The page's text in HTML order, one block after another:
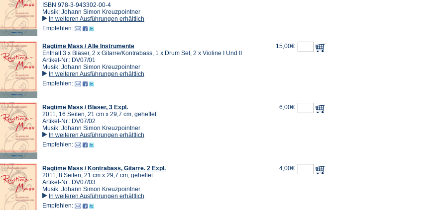
ISBN 978-3-943302-00-4
Musik: Johann Simon Kreuzpointner
In weiteren Ausführungen erhältlich
Empfehlen:
Ragtime Mass / Alle Instrumente
Enthält 3 x Bläser, 2 x Gitarre/Kontrabass, 1 x Drum Set, 2 x Violine I Und II
Artikel-Nr.: DV07/01
Musik: Johann Simon Kreuzpointner
In weiteren Ausführungen erhältlich
Empfehlen:
15,00€
Ragtime Mass / Bläser, 3 Expl.
2011, 16 Seiten, 21 cm x 29,7 cm, geheftet
Artikel-Nr.: DV07/02
Musik: Johann Simon Kreuzpointner
In weiteren Ausführungen erhältlich
Empfehlen:
6,00€
Ragtime Mass / Kontrabass, Gitarre. 2 Expl.
2011, 8 Seiten, 21 cm x 29,7 cm, geheftet
Artikel-Nr.: DV07/03
Musik: Johann Simon Kreuzpointner
In weiteren Ausführungen erhältlich
Empfehlen:
4,00€